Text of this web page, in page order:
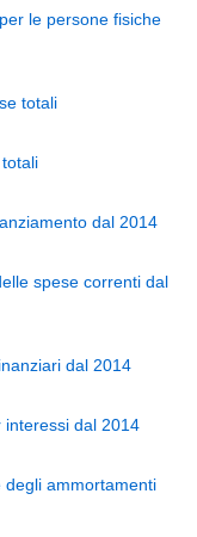
le persone fisiche
totali
dal 2014
spese correnti dal
dal 2014
interessi dal 2014
degli ammortamenti